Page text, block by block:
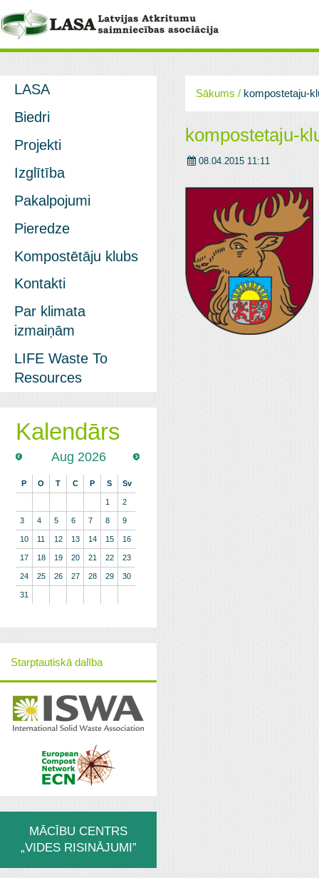
Sākums / kompostetaju-
kompostetaju-
08.04.2015 11:11
LASA
Biedri
Projekti
Izglītība
Pakalpojumi
Pieredze
Kompostētāju klubs
Kontakti
Par klimata
izmaiņām
LIFE Waste To
Resources
Kalendārs
Aug 2026
P O T C P S Sv
1 2
3 4 5 6 7 8 9
10 11 12 13 14 15 16
17 18 19 20 21 22 23
24 25 26 27 28 29 30
31
Starptautiskā dalība
MĀCĪBU CENTRS
„VIDES RISINĀJUMI”